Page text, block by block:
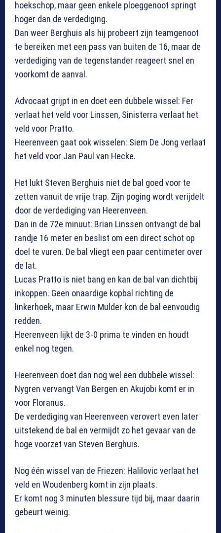
hoekschop, maar geen enkele ploeggenoot springt
hoger dan de verdediging.
Dan weer Berghuis als hij probeert zijn teamgenoot
te bereiken met een pass van buiten de 16, maar de
verdediging van de tegenstander reageert snel en
voorkomt de aanval.
Advocaat grijpt in en doet een dubbele wissel: Fer
verlaat het veld voor Linssen, Sinisterra verlaat het
veld voor Pratto.
Heerenveen gaat ook wisselen: Siem De Jong verlaat
het veld voor Jan Paul van Hecke.
Het lukt Steven Berghuis niet de bal goed voor te
zetten vanuit de vrije trap. Zijn poging wordt verijdelt
door de verdediging van Heerenveen.
Dan in de 72e minuut: Brian Linssen ontvangt de bal
randje 16 meter en beslist om een direct schot op
doel te vuren. De bal vliegt een paar centimeter over
de lat.
Lucas Pratto is niet bang en kan de bal van dichtbij
inkoppen. Geen onaardige kopbal richting de
linkerhoek, maar Erwin Mulder kon de bal eenvoudig
redden.
Heerenveen lijkt de 3-0 prima te vinden en houdt
enkel nog tegen.
Heerenveen doet dan nog wel een dubbele wissel:
Nygren vervangt Van Bergen en Akujobi komt er in
voor Floranus.
De verdediging van Heerenveen verovert even later
uitstekend de bal en vermijdt zo het gevaar van de
hoge voorzet van Steven Berghuis.
Nog één wissel van de Friezen: Halilovic verlaat het
veld en Woudenberg komt in zijn plaats.
Er komt nog 3 minuten blessure tijd bij, maar daarin
gebeurt weinig.